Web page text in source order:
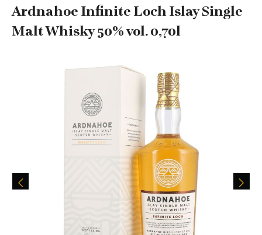
Ardnahoe Infinite Loch Islay Single
Malt Whisky 50% vol. 0,70l
Bildergalerie überspringen